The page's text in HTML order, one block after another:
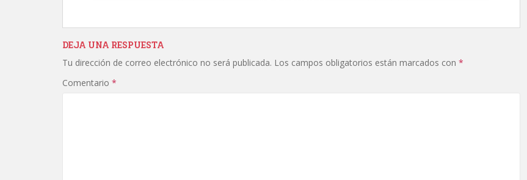
DEJA UNA RESPUESTA
Tu dirección de correo electrónico no será publicada. Los campos obligatorios están marcados con *
Comentario *